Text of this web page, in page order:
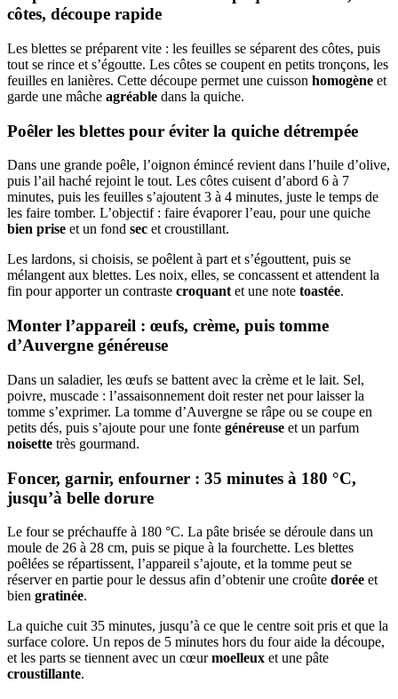
côtes, découpe rapide
Les blettes se préparent vite : les feuilles se séparent des côtes, puis
tout se rince et s’égoutte. Les côtes se coupent en petits tronçons, les
feuilles en lanières. Cette découpe permet une cuisson homogène et
garde une mâche agréable dans la quiche.
Poêler les blettes pour éviter la quiche détrempée
Dans une grande poêle, l’oignon émincé revient dans l’huile d’olive,
puis l’ail haché rejoint le tout. Les côtes cuisent d’abord 6 à 7
minutes, puis les feuilles s’ajoutent 3 à 4 minutes, juste le temps de
les faire tomber. L’objectif : faire évaporer l’eau, pour une quiche
bien prise et un fond sec et croustillant.
Les lardons, si choisis, se poêlent à part et s’égouttent, puis se
mélangent aux blettes. Les noix, elles, se concassent et attendent la
fin pour apporter un contraste croquant et une note toastée.
Monter l’appareil : œufs, crème, puis tomme
d’Auvergne généreuse
Dans un saladier, les œufs se battent avec la crème et le lait. Sel,
poivre, muscade : l’assaisonnement doit rester net pour laisser la
tomme s’exprimer. La tomme d’Auvergne se râpe ou se coupe en
petits dés, puis s’ajoute pour une fonte généreuse et un parfum
noisette très gourmand.
Foncer, garnir, enfourner : 35 minutes à 180 °C,
jusqu’à belle dorure
Le four se préchauffe à 180 °C. La pâte brisée se déroule dans un
moule de 26 à 28 cm, puis se pique à la fourchette. Les blettes
poêlées se répartissent, l’appareil s’ajoute, et la tomme peut se
réserver en partie pour le dessus afin d’obtenir une croûte dorée et
bien gratinée.
La quiche cuit 35 minutes, jusqu’à ce que le centre soit pris et que la
surface colore. Un repos de 5 minutes hors du four aide la découpe,
et les parts se tiennent avec un cœurmoelleux et une pâte
croustillante.